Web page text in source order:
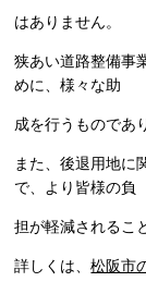
はありません。
狭あい道路整備事
めに、様々な助
成を行うものであ
また、後退用地に
で、より皆様の負
担が軽減されるこ
詳しくは、松阪市